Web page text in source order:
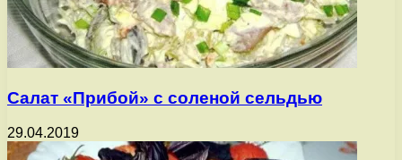
Салат «Прибой» с соленой сельдью
29.04.2019